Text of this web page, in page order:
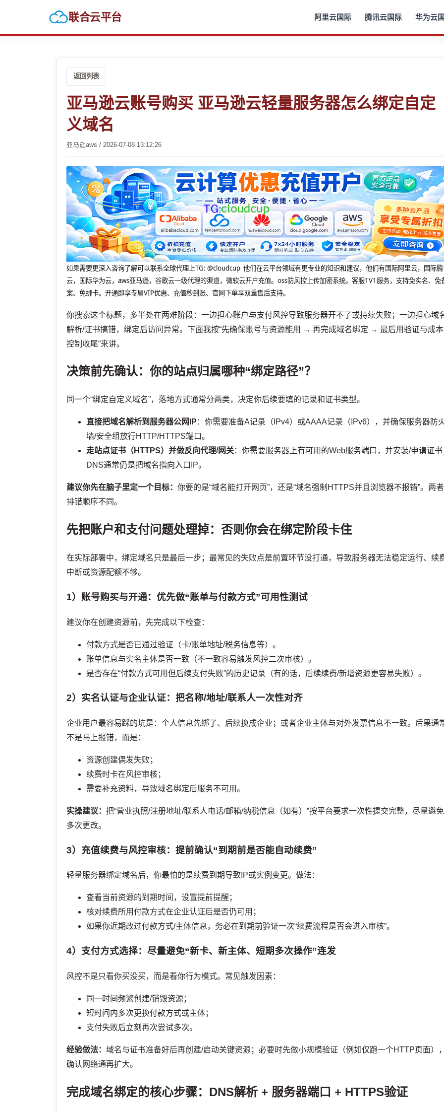
联合云平台 阿里云国际 腾讯云国际 华为云
返回列表
亚马逊云账号购买 亚马逊云轻量服务器怎么绑定自定
义域名
亚马逊aws / 2026-07-08 13:12:26
如果需要更深入咨询了解可以联系全球代理上TG: @cloudcup 他们在云平台领域有更专业的知识和建议，他们有国际阿里云，国际
云，国际华为云，aws亚马逊，谷歌云一级代理的渠道，微软云开户充值。oss防风控上传加密系统。客服1V1服务，支持免实名、免
案、免绑卡。开通即享专属VIP优惠、充值秒到账、官网下单享双重售后支持。
你搜索这个标题，多半处在两难阶段：一边担心账户与支付风控导致服务器开不了或持续失败；一边担心域
解析/证书搞错，绑定后访问异常。下面我按“先确保账号与资源能用 → 再完成域名绑定 → 最后用验证与成本
控制收尾”来讲。
决策前先确认：你的站点归属哪种“绑定路径”？
同一个“绑定自定义域名”，落地方式通常分两类，决定你后续要填的记录和证书类型。
直接把域名解析到服务器公网IP ：你需要准备A记录（IPv4）或AAAA记录（IPv6），并确保服务器防
墙/安全组放行HTTP/HTTPS端口。
走站点证书（HTTPS）并做反向代理/网关：你需要服务器上有可用的Web服务端口，并安装/申请证
DNS通常仍是把域名指向入口IP。
建议你先在脑子里定一个目标：你要的是“域名能打开网页”，还是“域名强制HTTPS并且浏览器不报错”。两者
排错顺序不同。
先把账户和支付问题处理掉：否则你会在绑定阶段卡住
在实际部署中，绑定域名只是最后一步；最常见的失败点是前置环节没打通，导致服务器无法稳定运行、续
中断或资源配额不够。
1）账号购买与开通：优先做“账单与付款方式”可用性测试
建议你在创建资源前，先完成以下检查：
付款方式是否已通过验证（卡/账单地址/税务信息等）。
账单信息与实名主体是否一致（不一致容易触发风控二次审核）。
是否存在“付款方式可用但后续支付失败”的历史记录（有的话，后续续费/新增资源更容易失败）。
2）实名认证与企业认证：把名称/地址/联系人一次性对齐
企业用户最容易踩的坑是：个人信息先绑了、后续换成企业；或者企业主体与对外发票信息不一致。后果通
不是马上报错，而是：
资源创建偶发失败；
续费时卡在风控审核；
需要补充资料，导致域名绑定后服务不可用。
实操建议：把“营业执照/注册地址/联系人电话/邮箱/纳税信息（如有）”按平台要求一次性提交完整，尽量避免
多次更改。
3）充值续费与风控审核：提前确认“到期前是否能自动续费”
轻量服务器绑定域名后，你最怕的是续费到期导致IP或实例变更。做法：
查看当前资源的到期时间，设置提前提醒；
核对续费所用付款方式在企业认证后是否仍可用；
如果你近期改过付款方式/主体信息，务必在到期前验证一次“续费流程是否会进入审核”。
4）支付方式选择：尽量避免“新卡、新主体、短期多次操作”连发
风控不是只看你买没买，而是看你行为模式。常见触发因素：
同一时间频繁创建/销毁资源；
短时间内多次更换付款方式或主体；
支付失败后立刻再次尝试多次。
经验做法：域名与证书准备好后再创建/启动关键资源；必要时先做小规模验证（例如仅跑一个HTTP页面）
确认网络通再扩大。
完成域名绑定的核心步骤：DNS解析 + 服务器端口 + HTTPS验证